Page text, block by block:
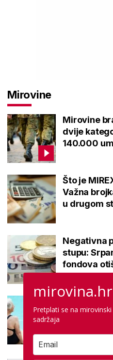
Mirovine
Mirovine
dvije
140.000
Što je
Važna
u drugom
Negativna
stupu:
fondova
besplatno:
mirovina.hr
Pretplati se na
sadržaja